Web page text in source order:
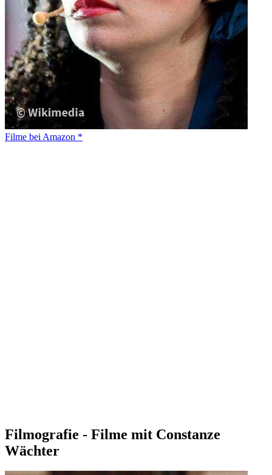
Filme bei Amazon *
Filmografie - Filme mit Constanze
Wächter